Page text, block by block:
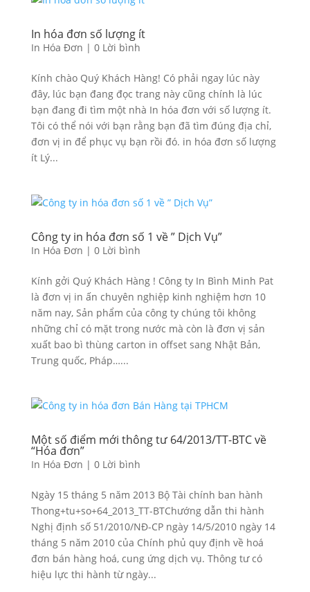
In hóa đơn số lượng ít
In Hóa Đơn | 0 Lời bình
Kính chào Quý Khách Hàng! Có phải ngay lúc này
đây, lúc bạn đang đọc trang này cũng chính là lúc
bạn đang đi tìm một nhà In hóa đơn với số lượng ít.
Tôi có thể nói với bạn rằng bạn đã tìm đúng địa chỉ,
đơn vị in để phục vụ bạn rồi đó. in hóa đơn số lượng
ít Lý...
Công ty in hóa đơn số 1 về ” Dịch Vụ”
In Hóa Đơn | 0 Lời bình
Kính gởi Quý Khách Hàng ! Công ty In Bình Minh Pat
là đơn vị in ấn chuyên nghiệp kinh nghiệm hơn 10
năm nay, Sản phẩm của công ty chúng tôi không
những chỉ có mặt trong nước mà còn là đơn vị sản
xuất bao bì thùng carton in offset sang Nhật Bản,
Trung quốc, Pháp…...
Một số điểm mới thông tư 64/2013/TT-BTC về
“Hóa đơn”
In Hóa Đơn | 0 Lời bình
Ngày 15 tháng 5 năm 2013 Bộ Tài chính ban hành
Thong+tu+so+64_2013_TT-BTChướng dẫn thi hành
Nghị định số 51/2010/NĐ-CP ngày 14/5/2010 ngày 14
tháng 5 năm 2010 của Chính phủ quy định về hoá
đơn bán hàng hoá, cung ứng dịch vụ. Thông tư có
hiệu lực thi hành từ ngày...